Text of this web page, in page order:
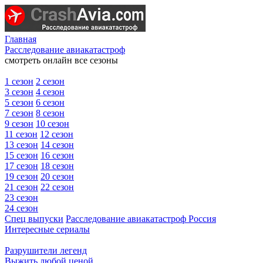
Главная
Расследование авиакатастроф
смотреть онлайн все сезоны
1 сезон 2 сезон
3 сезон 4 сезон
5 сезон 6 сезон
7 сезон 8 сезон
9 сезон 10 сезон
11 сезон 12 сезон
13 сезон 14 сезон
15 сезон 16 сезон
17 сезон 18 сезон
19 сезон 20 сезон
21 сезон 22 сезон
23 сезон
24 сезон
Спец выпуски Расследование авиакатастроф Россия
Интересные сериалы
Разрушители легенд
Выжить любой ценой